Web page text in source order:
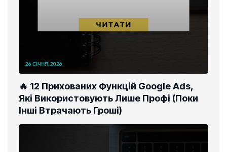
26 СІЧНЯ, 2026
🔥 12 Прихованих Функцій Google Ads,
Які Використовують Лише Профі (Поки
Інші Втрачають Гроші)